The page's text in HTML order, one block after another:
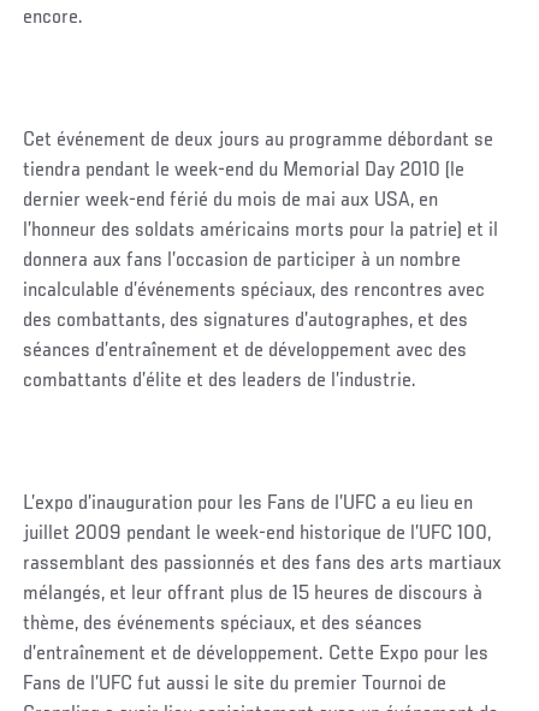
encore.
Cet événement de deux jours au programme débordant se
tiendra pendant le week-end du Memorial Day 2010 (le
dernier week-end férié du mois de mai aux USA, en
l’honneur des soldats américains morts pour la patrie) et il
donnera aux fans l’occasion de participer à un nombre
incalculable d’événements spéciaux, des rencontres avec
des combattants, des signatures d’autographes, et des
séances d’entraînement et de développement avec des
combattants d’élite et des leaders de l’industrie.
L’expo d’inauguration pour les Fans de l’UFC a eu lieu en
juillet 2009 pendant le week-end historique de l’UFC 100,
rassemblant des passionnés et des fans des arts martiaux
mélangés, et leur offrant plus de 15 heures de discours à
thème, des événements spéciaux, et des séances
d’entraînement et de développement. Cette Expo pour les
Fans de l’UFC fut aussi le site du premier Tournoi de